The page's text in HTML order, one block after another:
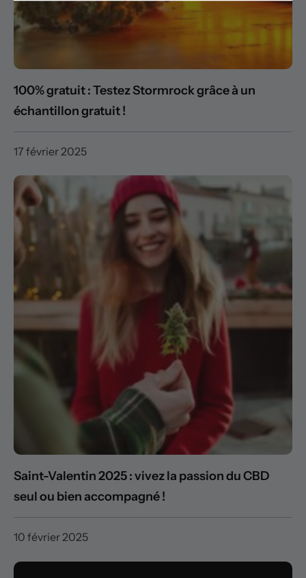
100% gratuit : Testez Stormrock grâce à un
échantillon gratuit !
17 février 2025
Saint-Valentin 2025 : vivez la passion du CBD
seul ou bien accompagné !
10 février 2025